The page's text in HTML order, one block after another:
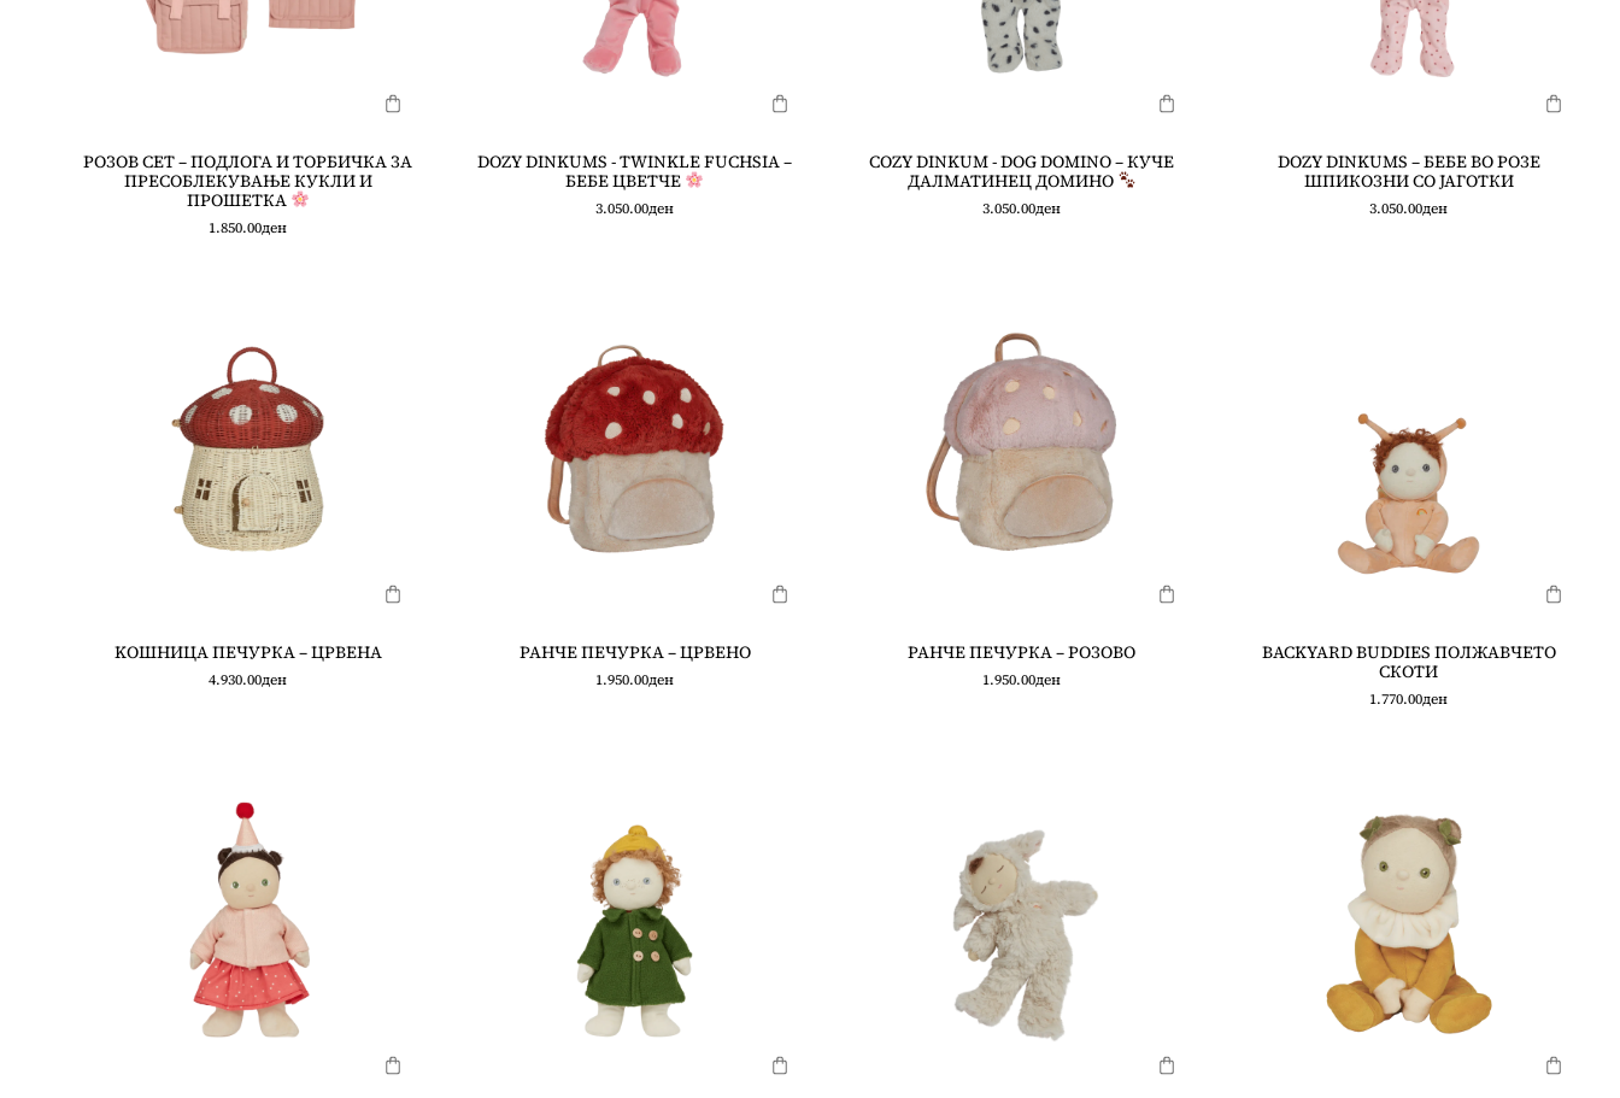
РОЗОВ СЕТ – ПОДЛОГА И ТОРБИЧКА ЗА
ПРЕСОБЛЕКУВАЊЕ КУКЛИ И
ПРОШЕТКА
1.850.00ден
DOZY DINKUMS - TWINKLE FUCHSIA –
БЕБЕ ЦВЕТЧЕ
3.050.00ден
COZY DINKUM - DOG DOMINO – КУЧЕ
ДАЛМАТИНЕЦ ДОМИНО
3.050.00ден
DOZY DINKUMS – БЕБЕ ВО РОЗЕ
ШПИКОЗНИ СО ЈАГОТКИ
3.050.00ден
KOШНИЦА ПЕЧУРКА – ЦРВЕНА
4.930.00ден
РАНЧЕ ПЕЧУРКА – ЦРВЕНО
1.950.00ден
РАНЧЕ ПЕЧУРКА – РОЗОВО
1.950.00ден
BACKYARD BUDDIES ПОЛЖАВЧЕТО
СКОТИ
1.770.00ден